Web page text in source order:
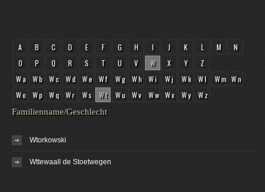
A B C D E F G H I J K L M
N
O
P Q R S T U V W X Y
Z
Wa Wb Wc Wd We Wf Wg Wh Wi Wj Wk Wl Wm Wn
Wo Wp Wq Wr Ws Wt Wu Wv Ww Wx Wy Wz
Familienname/Geschlecht
Wtorkowski
Wttewaall de Stoetwegen